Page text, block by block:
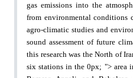
gas emissions into the
from environmental conditions
agro-climatic studies and
sound assessment of future
this research was the North of
six stations in the 0px; "> area